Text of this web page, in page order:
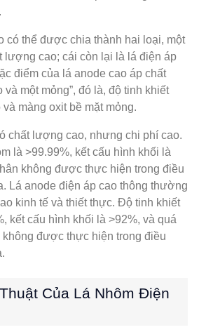
có thể được chia thành hai loại, một
lượng cao; cái còn lại là lá điện áp
điểm của lá anode cao áp chất
và một mỏng”, đó là, độ tinh khiết
màng oxit bề mặt mỏng.
chất lượng cao, nhưng chi phí cao.
là >99.99%, kết cấu hình khối là
không được thực hiện trong điều
Lá anode điện áp cao thông thường
kinh tế và thiết thực. Độ tinh khiết
kết cấu hình khối là >92%, và quá
được thực hiện trong điều
Của Lá Nhôm Điện